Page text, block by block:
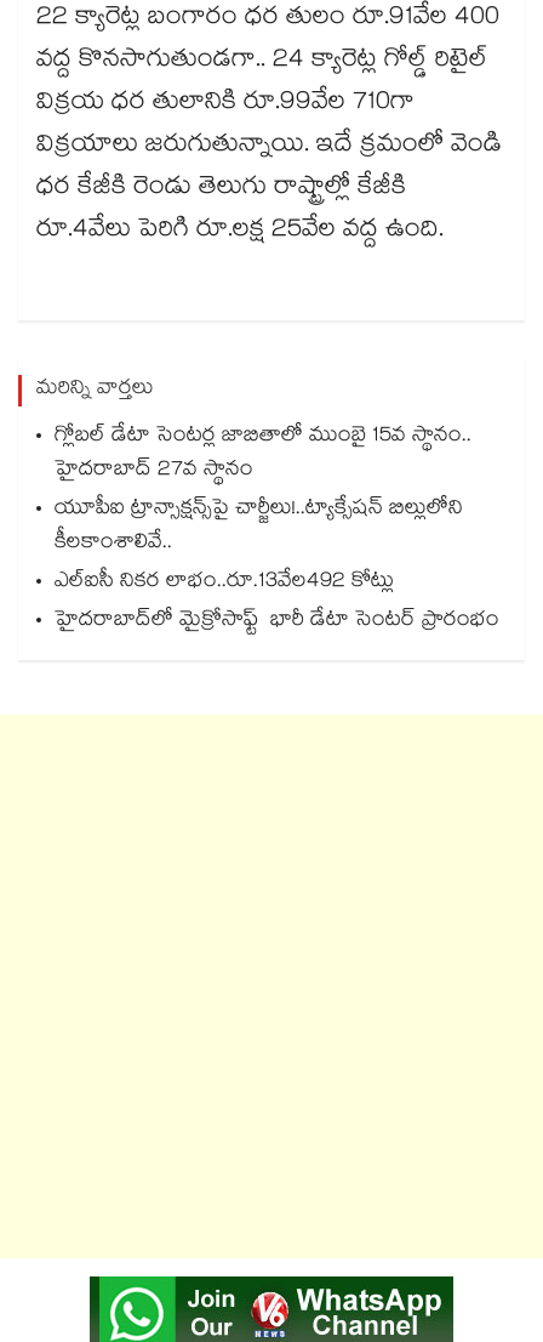
22 క్యారెట్ల బంగారం ధర తులం రూ.91వేల 400
వద్ద కొనసాగుతుండగా.. 24 క్యారెట్ల గోల్డ్ రిటైల్
విక్రయ ధర తులానికి రూ.99వేల 710గా
విక్రయాలు జరుగుతున్నాయి. ఇదే క్రమంలో వెండి
ధర కేజీకి రెండు తెలుగు రాష్ట్రాల్లో కేజీకి
రూ.4వేలు పెరిగి రూ.లక్ష 25వేల వద్ద ఉంది.
మరిన్ని వార్తలు
గ్లోబల్ డేటా సెంటర్ల జాబితాలో ముంబై 15వ స్థానం..
హైదరాబాద్ 27వ స్థానం
యూపీఐ ట్రాన్సాక్షన్స్‌‌‌‌‌‌‌‌‌‌‌‌‌‌‌‌పై చార్జీలు!..ట్యాక్సేషన్ బిల్లులోని
కీలకాంశాలివే..
ఎల్ఐసీ నికర లాభం..రూ.13వేల492 కోట్లు
హైదరాబాద్‌‌‌‌‌‌‌‌లో మైక్రోసాఫ్ట్ భారీ డేటా సెంటర్ ప్రారంభం